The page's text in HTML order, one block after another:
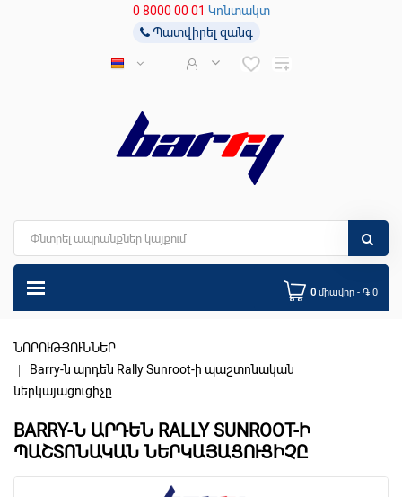
0 8000 00 01 Կոնտակտ
Պատվիրել զանգ
0 միավոր - ֏ 0
ՆՈՐՈՒԹՅՈՒՆՆԵՐ
Barry-ն արդեն Rally Sunroot-ի պաշտոնական
ներկայացուցիչը
BARRY-Ն ԱՐԴԵՆ RALLY SUNROOT-Ի
ՊԱՇՏՈՆԱԿԱՆ ՆԵՐԿԱՅԱՑՈՒՑԻՉԸ